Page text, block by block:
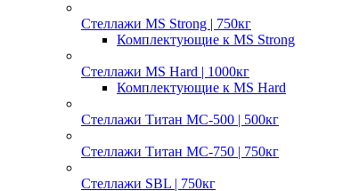
Стеллажи MS Strong | 750кг
Комплектующие к MS Strong
Стеллажи MS Hard | 1000кг
Комплектующие к MS Hard
Стеллажи Титан МС-500 | 500кг
Стеллажи Титан МС-750 | 750кг
Стеллажи SBL | 750кг